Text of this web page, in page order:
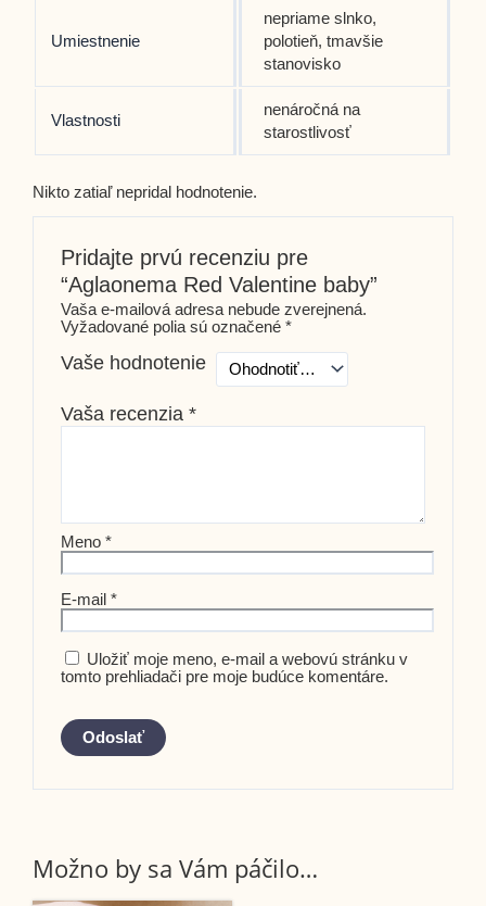
Umiestnenie
nepriame slnko,
polotieň, tmavšie
stanovisko
Vlastnosti
nenáročná na
starostlivosť
Nikto zatiaľ nepridal hodnotenie.
Pridajte prvú recenziu pre
“Aglaonema Red Valentine baby”
Vaša e-mailová adresa nebude zverejnená.
Vyžadované polia sú označené *
Vaše hodnotenie
Vaša recenzia *
Meno *
E-mail *
Uložiť moje meno, e-mail a webovú stránku v
tomto prehliadači pre moje budúce komentáre.
Možno by sa Vám páčilo…